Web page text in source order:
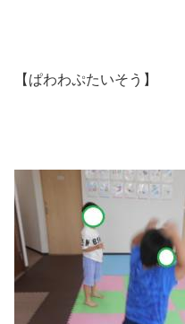
【ぱわわぷたいそう】